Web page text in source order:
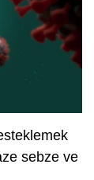
sebze ve